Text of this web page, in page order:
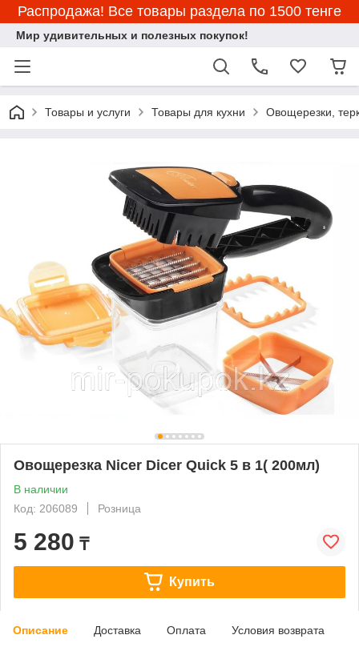
Распродажа! Все товары раздела по 1500 тенге
Мир удивительных и полезных покупок!
Товары и услуги Товары для кухни Овощерезки,
Овощерезка Nicer Dicer Quick 5 в 1( 200мл)
В наличии
Код: 206089
Розница
5 280 ₸
Купить
Описание Доставка Оплата Условия возврата